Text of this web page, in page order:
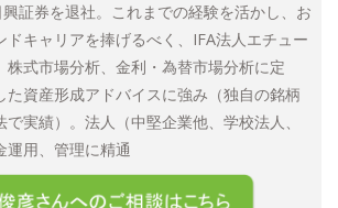
証券を退社。これまでの経験を活かし、お
ドキャリアを捧げるべく、IFA法人エチュー
株式市場分析、金利・為替市場分析に定
た資産形成アドバイスに強み（独自の銘柄
実績）。法人（中堅企業他、学校法人、
運用、管理に精通